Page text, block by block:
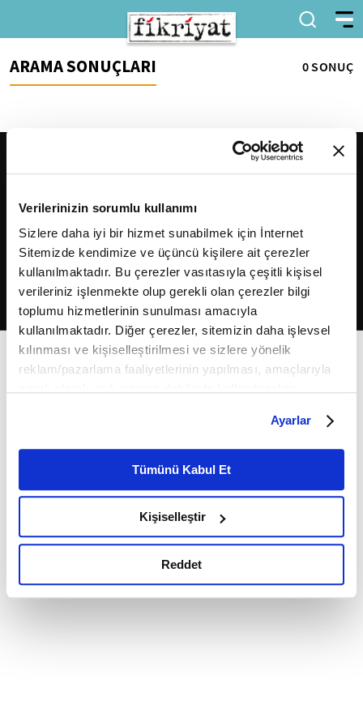
Verilerinizin sorumlu kullanımı
Sizlere daha iyi bir hizmet sunabilmek için İnternet
Sitemizde kendimize ve üçüncü kişilere ait çerezler
kullanılmaktadır. Bu çerezler vasıtasıyla çeşitli kişisel
verileriniz işlenmekte olup gerekli olan çerezler bilgi
toplumu hizmetlerinin sunulması amacıyla
kullanılmaktadır. Diğer çerezler, sitemizin daha işlevsel
kılınması ve kişiselleştirilmesi ve sizlere yönelik
reklam/pazarlama faaliyetlerinin yapılması, amaçlarıyla
belirleyebilirsiniz. Çerezlere ilişkin detaylı bilgi için
Ayarlar butonuna tıklayabilir,Çerez Bilgilendirme
Metnimizi ziyaret edebilirsiniz.
6698 sayılı Kişisel Verilerin Korunması Kanunu uyarınca
okumak ve sitemizi ziyaretiniz kapsamında
gerçekleştirilen veri işleme faaliyetleri ile ilgili daha
detaylı bilgi almak için lütfentıklayınız.
Ayarlar
Tümünü Kabul Et
Kişiselleştir
Reddet
ARAMA SONUÇLARI 0 SONUÇ
2026Fikriyat. Tüm hakları saklıdır.